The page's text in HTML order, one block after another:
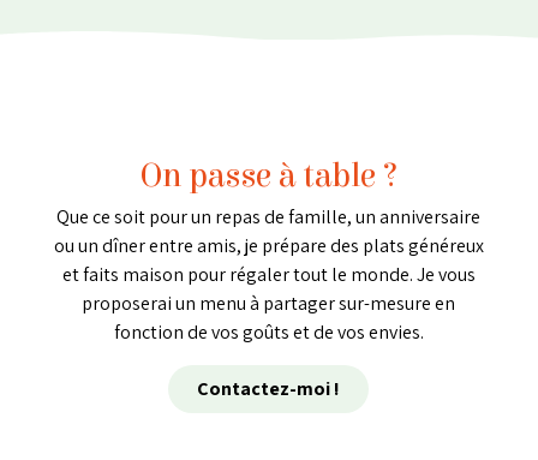
On passe à table ?
Que ce soit pour un repas de famille, un anniversaire
ou un dîner entre amis, je prépare des plats généreux
et faits maison pour régaler tout le monde. Je vous
proposerai un menu à partager sur-mesure en
fonction de vos goûts et de vos envies.
Contactez-moi !